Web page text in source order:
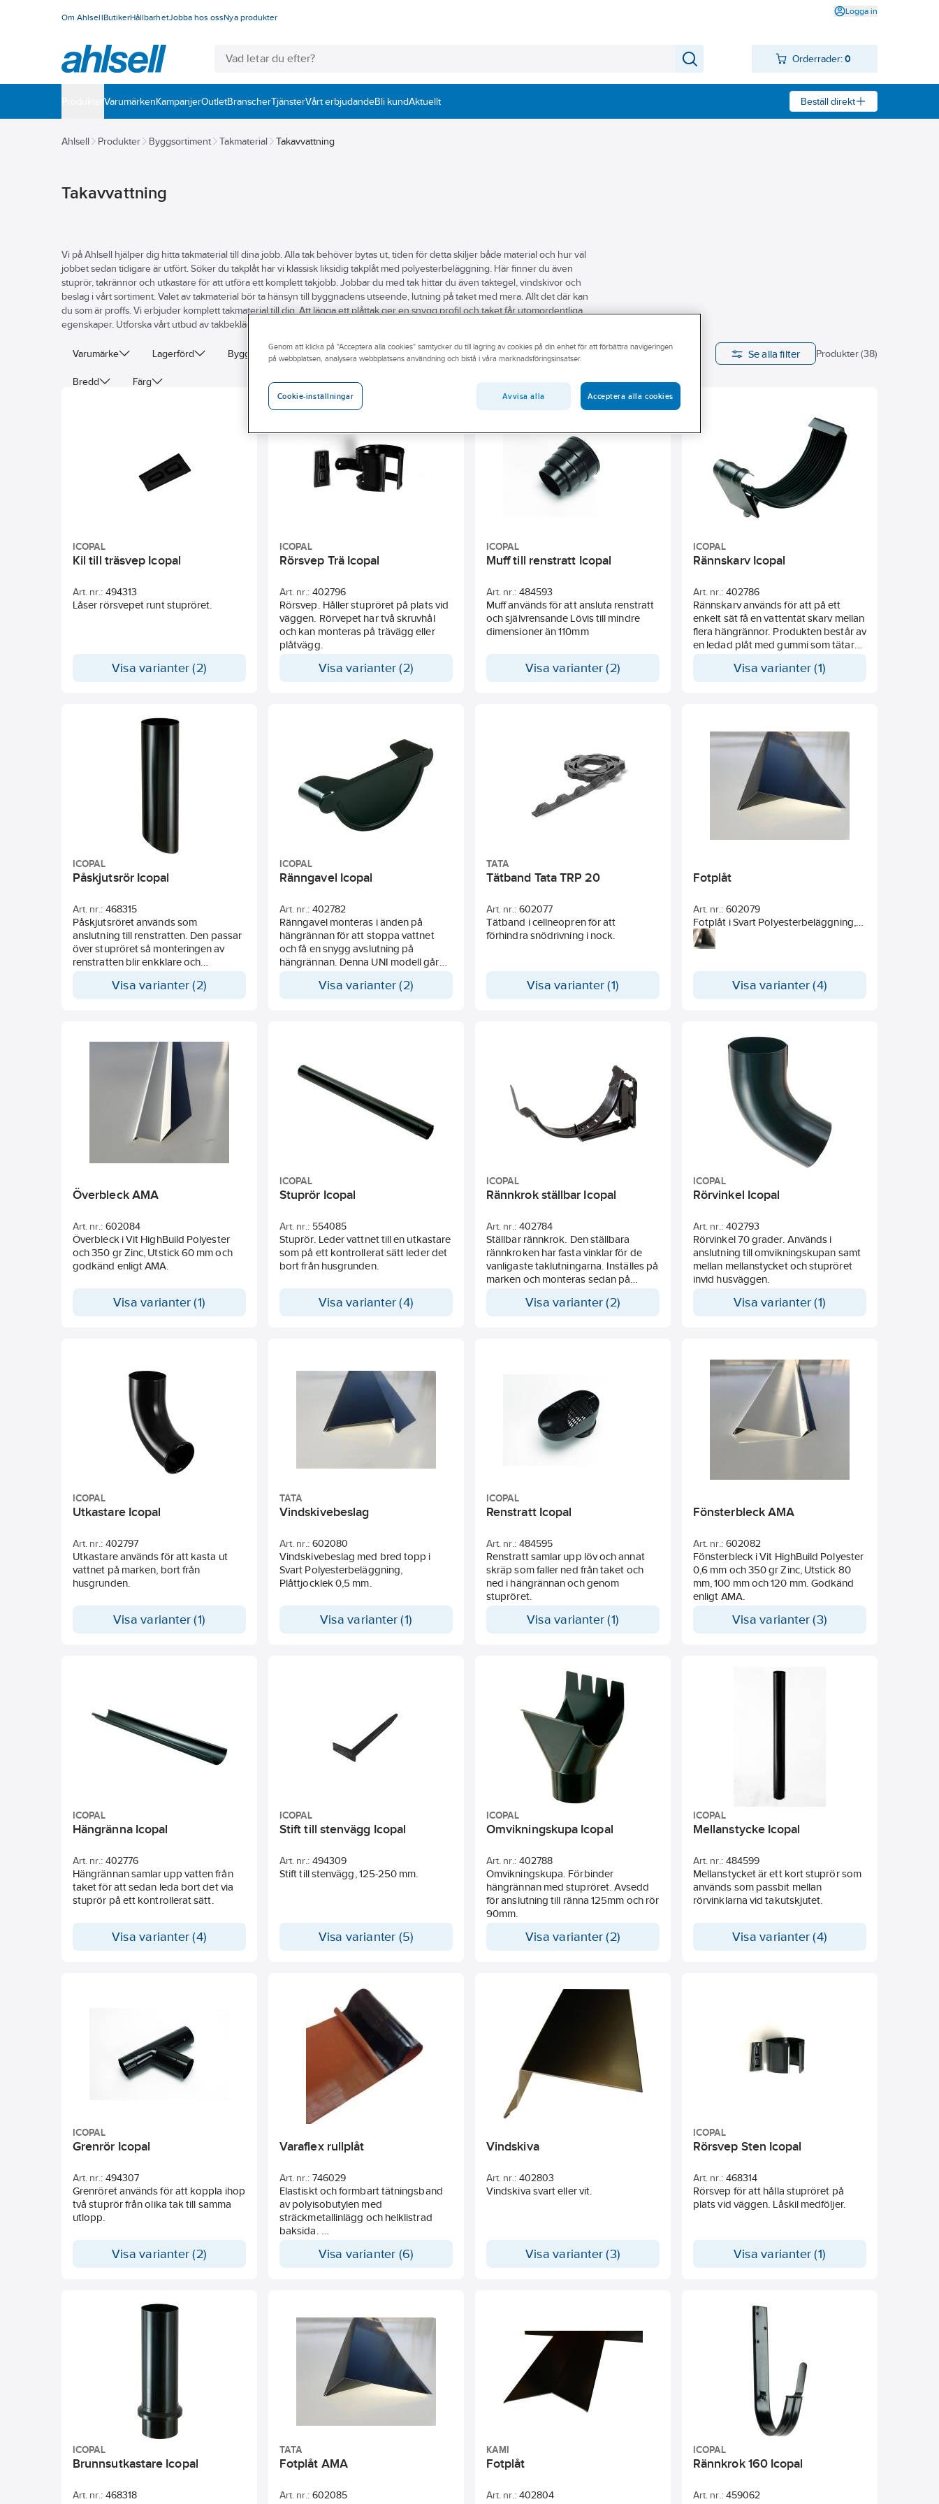
Om AhlsellButikerHållbarhetJobba hos ossNya produkter
Logga in
Orderrader: 0
VarumärkenKampanjerOutletBranscherTjänsterVårt erbjudandeBli kundAktuellt Beställ direkt
Ahlsell Produkter Byggsortiment Takmaterial Takavvattning
Takavvattning
Vi på Ahlsell hjälper dig hitta takmaterial till dina jobb. Alla tak behöver bytas ut, tiden för detta skiljer både material och hur väl
jobbet sedan tidigare är utfört. Söker du takplåt har vi klassisk liksidig takplåt med polyesterbeläggning. Här finner du även
stuprör, takrännor och utkastare för att utföra ett komplett takjobb. Jobbar du med tak hittar du även taktegel, vindskivor och
beslag i vårt sortiment. Valet av takmaterial bör ta hänsyn till byggnadens utseende, lutning på taket med mera. Allt det där kan
du som är proffs. Vi erbjuder komplett takmaterial till dig. Att lägga ett plåttak ger en snygg profil och taket får utomordentliga
egenskaper. Utforska vårt utbud av takbeklädnad och annat takmaterial här i webbutiken eller besök din närmsta Ahlsellbutik.
Varumärke Lagerförd Byggvarubedömningen BASTA Sunda hus Färg Diameter
Bredd Färg
Se alla filter Produkter (38)
ICOPAL
Kil till träsvep Icopal
Art. nr.: 494313
Låser rörsvepet runt stupröret.
Visa varianter (2)
ICOPAL
Rörsvep Trä Icopal
Art. nr.: 402796
Rörsvep. Håller stupröret på plats vid
väggen. Rörvepet har två skruvhål
och kan monteras på trävägg eller
plåtvägg.
Visa varianter (2)
ICOPAL
Muff till renstratt Icopal
Art. nr.: 484593
Muff används för att ansluta renstratt
och självrensande Lövis till mindre
dimensioner än 110mm
Visa varianter (2)
ICOPAL
Rännskarv Icopal
Art. nr.: 402786
Rännskarv används för att på ett
enkelt sät få en vattentät skarv mellan
flera hängrännor. Produkten består av
en ledad plåt med gummi som tätar
Visa varianter (1)
ICOPAL
Påskjutsrör Icopal
Art. nr.: 468315
Påskjutsröret används som
anslutning till renstratten. Den passar
över stupröret så monteringen av
renstratten blir enkklare och
regnvattnet träffar gallret i
Visa varianter (2)
ICOPAL
Ränngavel Icopal
Art. nr.: 402782
Ränngavel monteras i änden på
hängrännan för att stoppa vattnet
och få en snygg avslutning på
hängrännan. Denna UNI modell går
vänster sida.Visa varianter (2)
TATA
Tätband Tata TRP 20
Art. nr.: 602077
Tätband i cellneopren för att
förhindra snödrivning i nock.
Visa varianter (1)
Fotplåt
Art. nr.: 602079
Fotplåt i Svart Polyesterbeläggning,
Plåttjocklek 0,5 mm. Placeras vid
takfot för att leda vattnet ner i
Visa varianter (4)
Överbleck AMA
Art. nr.: 602084
Överbleck i Vit HighBuild Polyester
och 350 gr Zinc, Utstick 60 mm och
godkänd enligt AMA.
Visa varianter (1)
ICOPAL
Stuprör Icopal
Art. nr.: 554085
Stuprör. Leder vattnet till en utkastare
som på ett kontrollerat sätt leder det
bort från husgrunden.
Visa varianter (4)
ICOPAL
Rännkrok ställbar Icopal
Art. nr.: 402784
Ställbar rännkrok. Den ställbara
rännkroken har fasta vinklar för de
vanligaste taklutningarna. Inställes på
marken och monteras sedan på
Visa varianter (2)
ICOPAL
Rörvinkel Icopal
Art. nr.: 402793
Rörvinkel 70 grader. Används i
anslutning till omvikningskupan samt
mellan mellanstycket och stupröret
invid husväggen.
Visa varianter (1)
ICOPAL
Utkastare Icopal
Art. nr.: 402797
Utkastare används för att kasta ut
vattnet på marken, bort från
husgrunden.
Visa varianter (1)
TATA
Vindskivebeslag
Art. nr.: 602080
Vindskivebeslag med bred topp i
Svart Polyesterbeläggning,
Plåttjocklek 0,5 mm.
Visa varianter (1)
ICOPAL
Renstratt Icopal
Art. nr.: 484595
Renstratt samlar upp löv och annat
skräp som faller ned från taket och
ned i hängrännan och genom
stupröret.
Visa varianter (1)
Fönsterbleck AMA
Art. nr.: 602082
Fönsterbleck i Vit HighBuild Polyester
0,6 mm och 350 gr Zinc, Utstick 80
mm, 100 mm och 120 mm. Godkänd
enligt AMA.
Visa varianter (3)
ICOPAL
Hängränna Icopal
Art. nr.: 402776
Hängrännan samlar upp vatten från
taket för att sedan leda bort det via
stuprör på ett kontrollerat sätt.
Visa varianter (4)
ICOPAL
Stift till stenvägg Icopal
Art. nr.: 494309
Stift till stenvägg, 125-250 mm.
Visa varianter (5)
ICOPAL
Omvikningskupa Icopal
Art. nr.: 402788
Omvikningskupa. Förbinder
hängrännan med stupröret. Avsedd
för anslutning till ränna 125mm och rör
90mm.
Visa varianter (2)
ICOPAL
Mellanstycke Icopal
Art. nr.: 484599
Mellanstycket är ett kort stuprör som
används som passbit mellan
rörvinklarna vid takutskjutet.
Visa varianter (4)
ICOPAL
Grenrör Icopal
Art. nr.: 494307
Grenröret används för att koppla ihop
två stuprör från olika tak till samma
utlopp.
Visa varianter (2)
Varaflex rullplåt
Art. nr.: 746029
Elastiskt och formbart tätningsband
av polyisobutylen med
sträckmetallinlägg och helklistrad
baksida.
formbar.Visa varianter (6)
Vindskiva
Art. nr.: 402803
Vindskiva svart eller vit.
Visa varianter (3)
ICOPAL
Rörsvep Sten Icopal
Art. nr.: 468314
Rörsvep för att hålla stupröret på
plats vid väggen. Låskil medföljer.
Visa varianter (1)
ICOPAL
Brunnsutkastare Icopal
Art. nr.: 468318
TATA
Fotplåt AMA
Art. nr.: 602085
KAMI
Fotplåt
Art. nr.: 402804
ICOPAL
Rännkrok 160 Icopal
Art. nr.: 459062
Genom att klicka på "Acceptera alla cookies" samtycker du till lagring av cookies på din enhet för att förbättra navigeringen
på webbplatsen, analysera webbplatsens användning och bistå i våra marknadsföringsinsatser.
Cookie-inställningar Avvisa alla Acceptera alla cookies